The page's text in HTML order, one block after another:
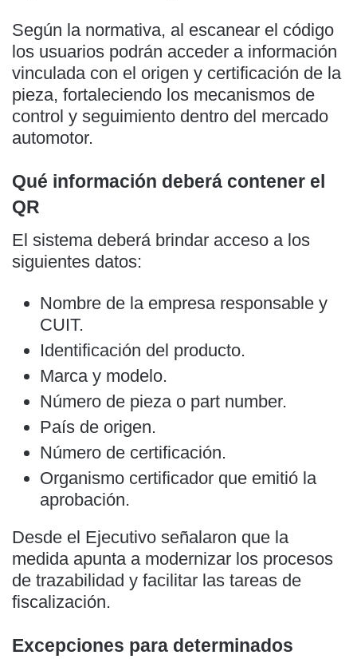
Según la normativa, al escanear el código
los usuarios podrán acceder a información
vinculada con el origen y certificación de la
pieza, fortaleciendo los mecanismos de
control y seguimiento dentro del mercado
automotor.
Qué información deberá contener el
QR
El sistema deberá brindar acceso a los
siguientes datos:
Nombre de la empresa responsable y
CUIT.
Identificación del producto.
Marca y modelo.
Número de pieza o part number.
País de origen.
Número de certificación.
Organismo certificador que emitió la
aprobación.
Desde el Ejecutivo señalaron que la
medida apunta a modernizar los procesos
de trazabilidad y facilitar las tareas de
fiscalización.
Excepciones para determinados